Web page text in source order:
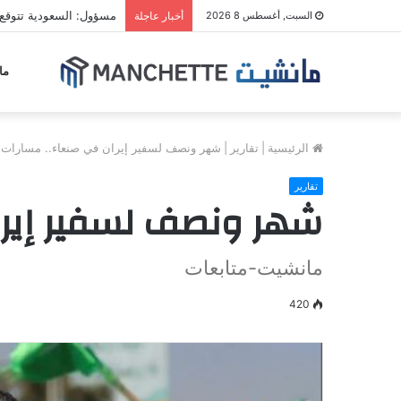
السبت, أغسطس 8 2026 أخبار عاجلة مسؤول: السعودية
الرئيسية تقارير شهر ونصف لسفير إيران في صنعاء.. مسارات
تقارير
شهر ونصف لسفير
مانشيت-متابعات
420